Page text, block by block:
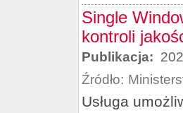
Single
kontroli
Publikacja:
Źródło:
Usługa